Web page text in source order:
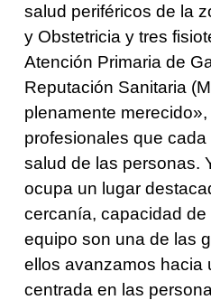
salud periféricos de la
y Obstetricia y tres
Atención Primaria de
Reputación Sanitaria
plenamente
profesionales que
salud de las personas.
ocupa un lugar
cercanía, capacidad
equipo son una de las
ellos avanzamos hacia
centrada en las